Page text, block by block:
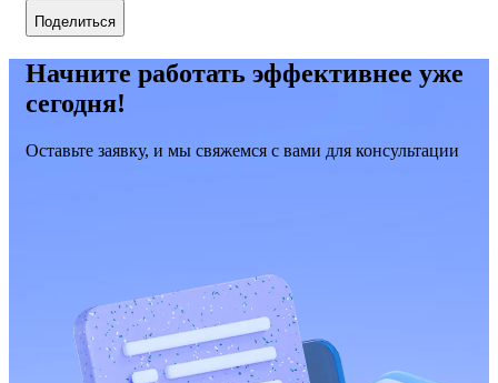
Поделиться
Начните работать эффективнее уже
сегодня!
Оставьте заявку, и мы свяжемся с вами для консультации